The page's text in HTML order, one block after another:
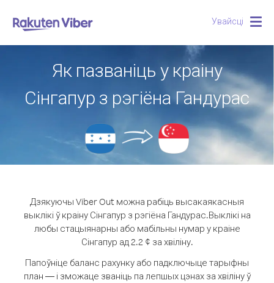
Увайсці
Як пазваніць у краіну
Сінгапур з рэгіёна Гандурас
Дзякуючы Viber Out можна рабіць высакаякасныя
выклікі ў краіну Сінгапур з рэгіёна Гандурас.Выклікі на
любы стацыянарны або мабільны нумар у краіне
Сінгапур ад 2.2 ¢ за хвіліну.
Папоўніце баланс рахунку або падключыце тарыфны
план — і зможаце званіць па лепшых цэнах за хвіліну ў